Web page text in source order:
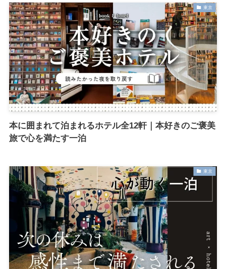
東京
本に囲まれて泊まれるホテル全12軒｜本好きのご褒美
旅で心を満たす一泊
東京